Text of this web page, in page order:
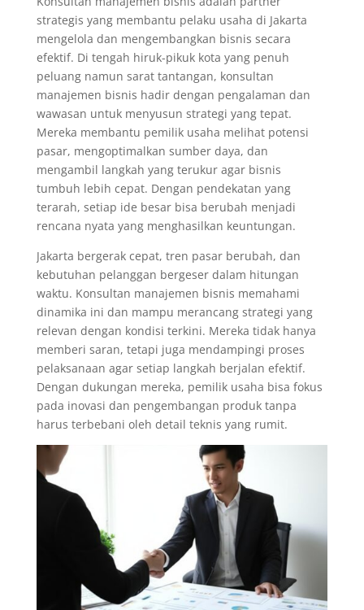
strategis yang membantu pelaku usaha di Jakarta
mengelola dan mengembangkan bisnis secara
efektif. Di tengah hiruk-pikuk kota yang penuh
peluang namun sarat tantangan, konsultan
manajemen bisnis hadir dengan pengalaman dan
wawasan untuk menyusun strategi yang tepat.
Mereka membantu pemilik usaha melihat potensi
pasar, mengoptimalkan sumber daya, dan
mengambil langkah yang terukur agar bisnis
tumbuh lebih cepat. Dengan pendekatan yang
terarah, setiap ide besar bisa berubah menjadi
rencana nyata yang menghasilkan keuntungan.
Jakarta bergerak cepat, tren pasar berubah, dan
kebutuhan pelanggan bergeser dalam hitungan
waktu. Konsultan manajemen bisnis memahami
dinamika ini dan mampu merancang strategi yang
relevan dengan kondisi terkini. Mereka tidak hanya
memberi saran, tetapi juga mendampingi proses
pelaksanaan agar setiap langkah berjalan efektif.
Dengan dukungan mereka, pemilik usaha bisa fokus
pada inovasi dan pengembangan produk tanpa
harus terbebani oleh detail teknis yang rumit.